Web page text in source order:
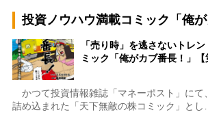
投資ノウハウ満載コミック「俺が
「売り時」を逃さないトレ
ミック「俺がカブ番長！」【
かつて投資情報雑誌「マネーポスト」にて
詰め込まれた「天下無敵の株コミック」とし…